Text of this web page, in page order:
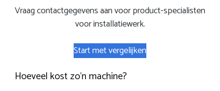
Vraag contactgegevens aan voor product-specialisten
voor installatiewerk.
Start met vergelijken
Hoeveel kost zo’n machine?